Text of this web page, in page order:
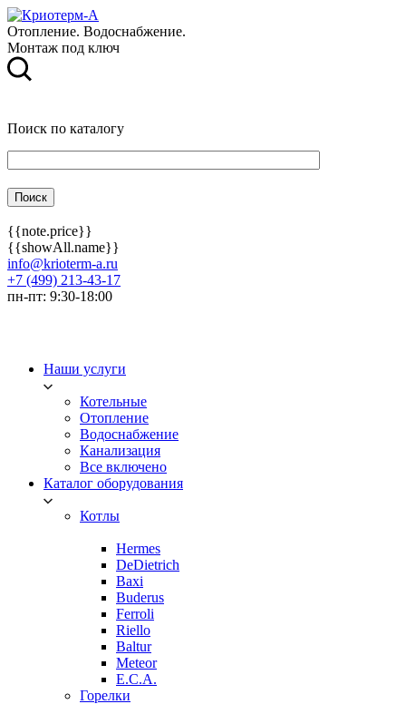
Отопление. Водоснабжение.
Монтаж под ключ
Поиск по каталогу
{{note.price}}
{{showAll.name}}
info@krioterm-a.ru
+7 (499) 213-43-17
пн-пт: 9:30-18:00
Наши услуги
Котельные
Отопление
Водоснабжение
Канализация
Все включено
Каталог оборудования
Котлы
Hermes
DeDietrich
Baxi
Buderus
Ferroli
Riello
Baltur
Meteor
E.C.A.
Горелки